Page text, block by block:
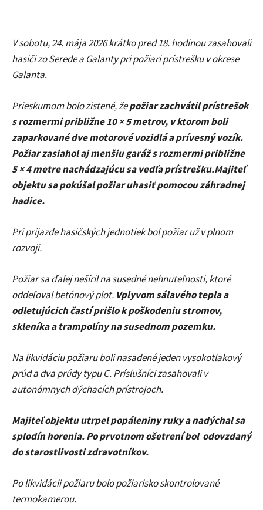
V sobotu, 24. mája 2026 krátko pred 18. hodinou zasahovali
hasiči zo Serede a Galanty pri požiari prístrešku v okrese
Galanta.
Prieskumom bolo zistené, žepožiar zachvátil prístrešok
s rozmermi približne 10 × 5 metrov, v ktorom boli
zaparkované dve motorové vozidlá a prívesný vozík.
Požiar zasiahol aj menšiu garáž s rozmermi približne
5 × 4 metre nachádzajúcu sa vedľa prístrešku.Majiteľ
objektu sa pokúšal požiar uhasiť pomocou záhradnej
hadice.
Pri príjazde hasičských jednotiek bol požiar už v plnom
rozvoji.
Požiar sa ďalej nešíril na susedné nehnuteľnosti, ktoré
oddeľoval betónový plot. Vplyvom sálavého tepla a
odletujúcich častí prišlo k poškodeniu stromov,
skleníka a trampolíny na susednom pozemku.
Na likvidáciu požiaru boli nasadené jeden vysokotlakový
prúd a dva prúdy typu C. Príslušníci zasahovali v
autonómnych dýchacích prístrojoch.
Majiteľ objektu utrpel popáleniny ruky a nadýchal sa
splodín horenia. Po prvotnom ošetrení bol odovzdaný
do starostlivosti zdravotníkov.
Po likvidácii požiaru bolo požiarisko skontrolované
termokamerou.